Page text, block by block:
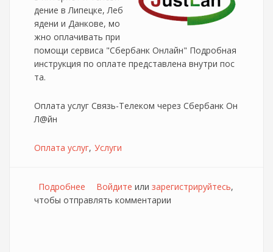
дение в Липецке, Леб
ядени и Данкове, мо
жно оплачивать при
помощи сервиса "Сбербанк Онлайн" Подробная
инструкция по оплате представлена внутри пос
та.
Оплата услуг Связь-Телеком через Сбербанк Он
Л@йн
Оплата услуг Услуги
Подробнее о Новый способ оплат услуг JustLan
Войдите или зарегистрируйтесь,
чтобы отправлять комментарии